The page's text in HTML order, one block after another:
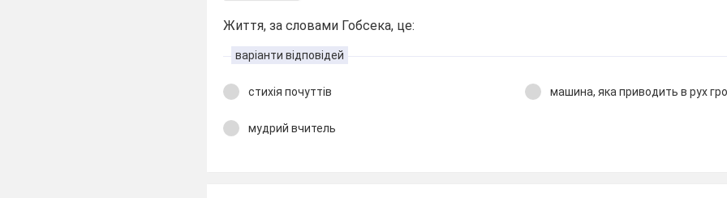
Життя, за словами Гобсека, це:
варіанти відповідей
стихія почуттів машина, яка приводить в рух
мудрий вчитель